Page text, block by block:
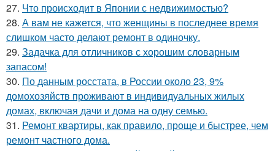
27. Что происходит в Японии с недвижимостью?
28. А вам не кажется, что женщины в последнее время
слишком часто делают ремонт в одиночку.
29. Задачка для отличников с хорошим словарным
запасом!
30. По данным росстата, в России около 23, 9%
домохозяйств проживают в индивидуальных жилых
домах, включая дачи и дома на одну семью.
31. Ремонт квартиры, как правило, проще и быстрее, чем
ремонт частного дома.